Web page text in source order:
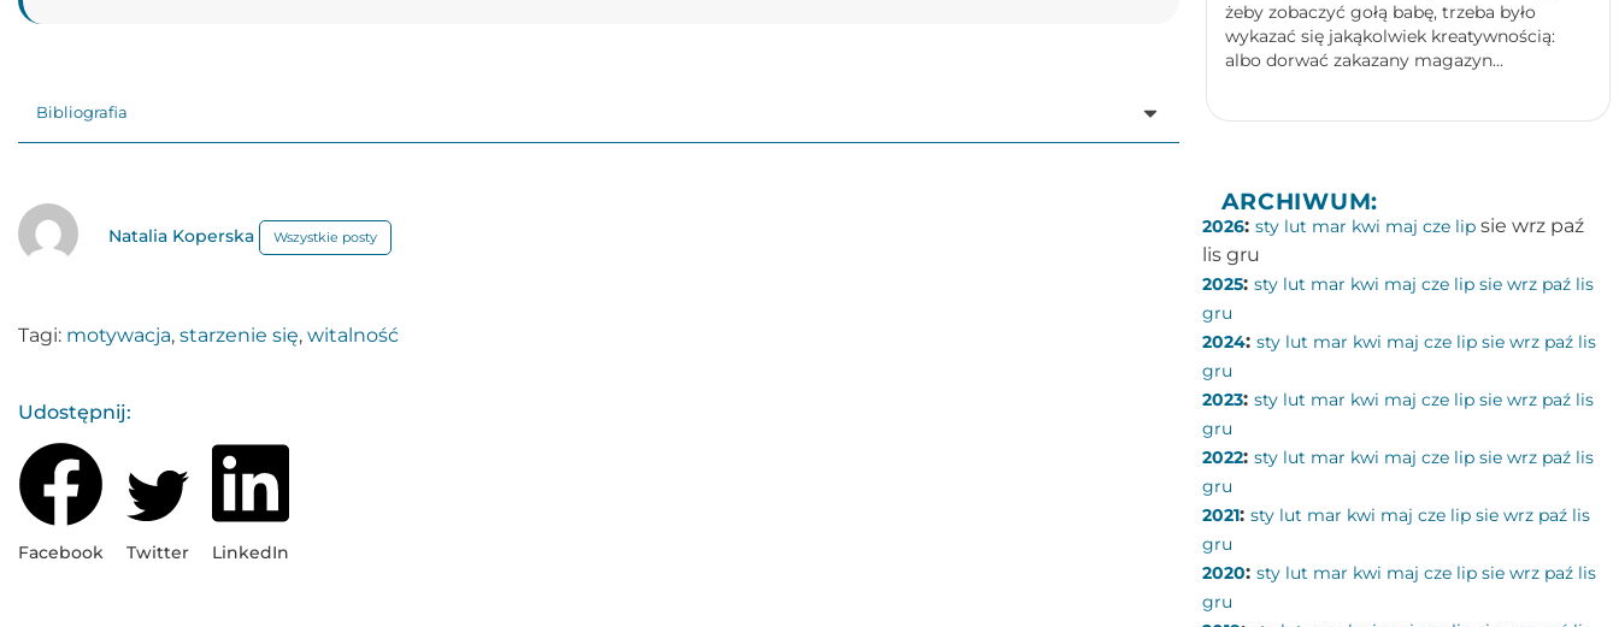
Bibliografia
Natalia Koperska Wszystkie posty
Tagi: motywacja, starzenie się, witalność
Udostępnij:
Facebook Twitter LinkedIn
żeby zobaczyć gołą babę, trzeba było
wykazać się jakąkolwiek kreatywnością:
albo dorwać zakazany magazyn...
ARCHIWUM:
2026: sty lut mar kwi maj cze lip sie wrz paź
lis gru
2025: sty lut mar kwi maj cze lip sie wrz paź lis
gru
2024: sty lut mar kwi maj cze lip sie wrz paź lis
gru
2023: sty lut mar kwi maj cze lip sie wrz paź lis
gru
2022: sty lut mar kwi maj cze lip sie wrz paź lis
gru
2021: sty lut mar kwi maj cze lip sie wrz paź lis
gru
2020: sty lut mar kwi maj cze lip sie wrz paź lis
gru